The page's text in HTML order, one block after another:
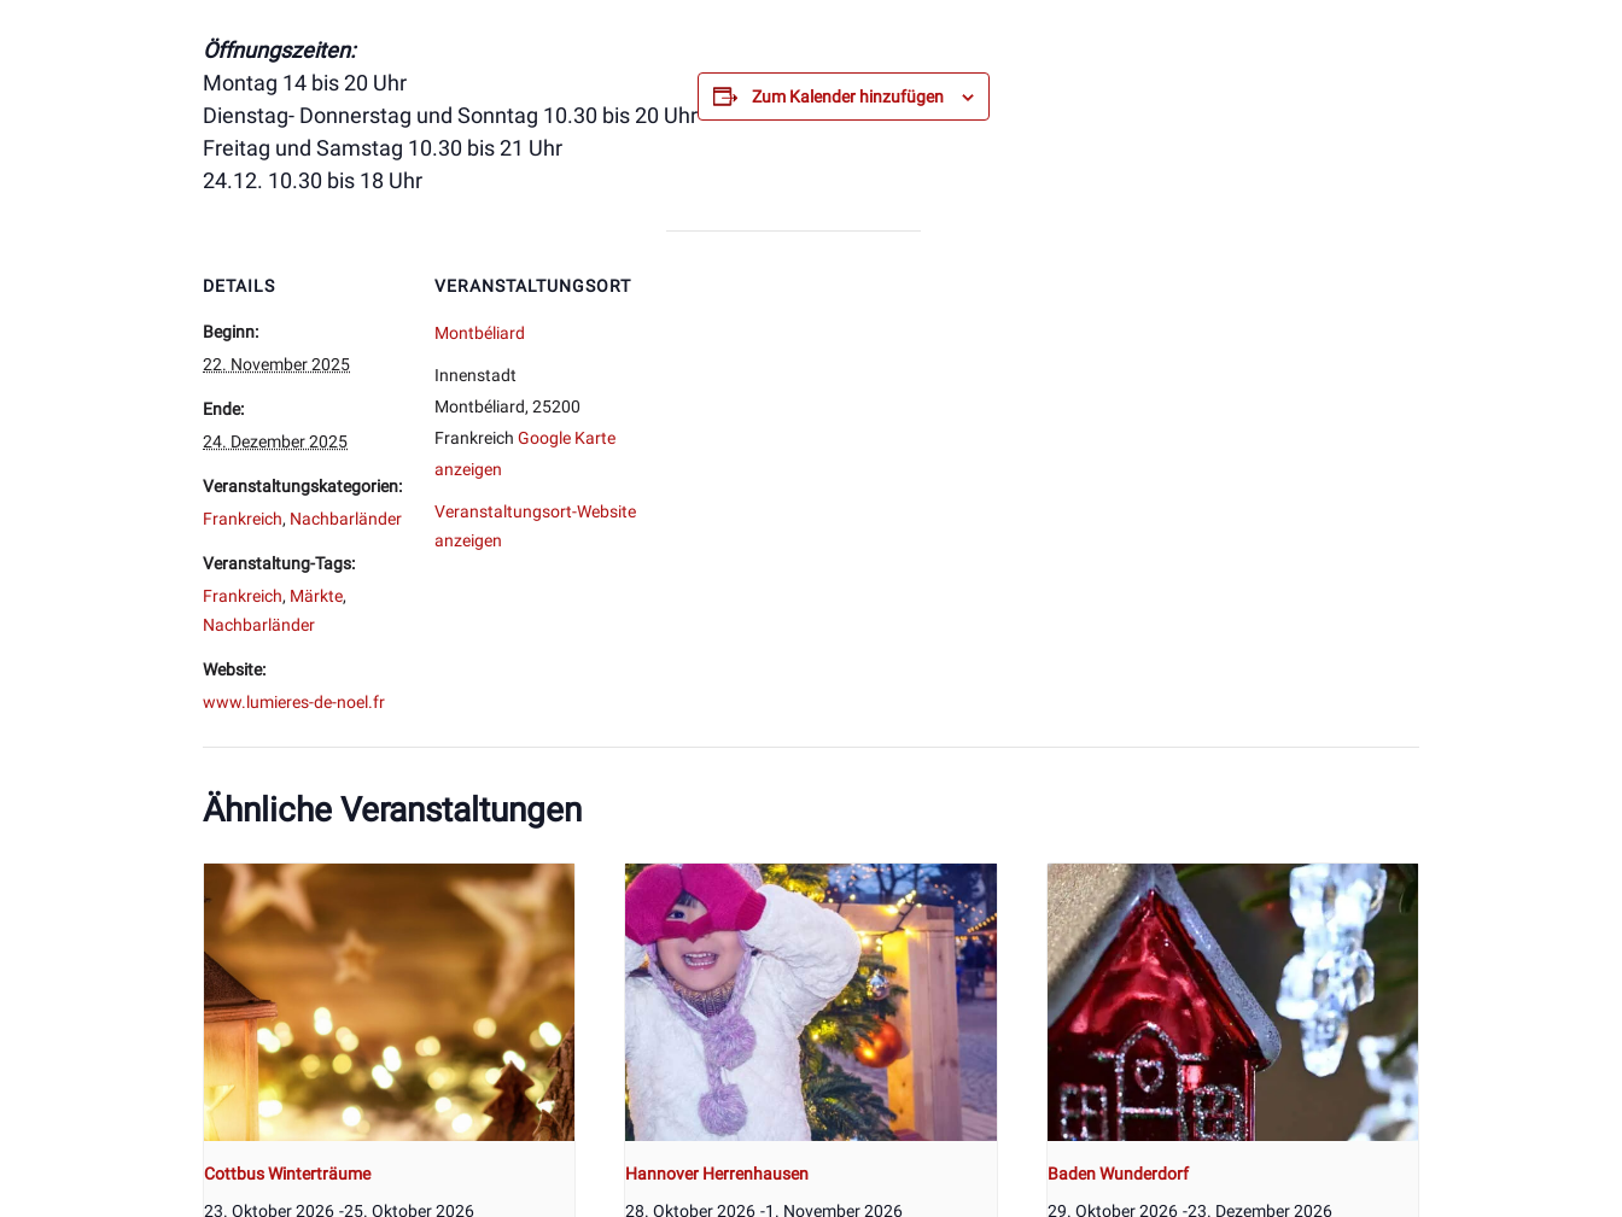
Öffnungszeiten:
Montag 14 bis 20 Uhr
Dienstag- Donnerstag und Sonntag 10.30 bis 20 Uhr
Freitag und Samstag 10.30 bis 21 Uhr
24.12. 10.30 bis 18 Uhr
Zum Kalender hinzufügen
DETAILS
Beginn:
22. November 2025
Ende:
24. Dezember 2025
Veranstaltungskategorien:
Frankreich, Nachbarländer
Veranstaltung-Tags:
Frankreich, Märkte,
Nachbarländer
Website:
www.lumieres-de-noel.fr
VERANSTALTUNGSORT
Montbéliard
Innenstadt
Montbéliard, 25200
Frankreich Google Karte
anzeigen
Veranstaltungsort-Website
anzeigen
Ähnliche Veranstaltungen
Cottbus Winterträume
23. Oktober 2026 -25. Oktober 2026
Hannover Herrenhausen
28. Oktober 2026 -1. November 2026
Baden Wunderdorf
29. Oktober 2026 -23. Dezember 2026